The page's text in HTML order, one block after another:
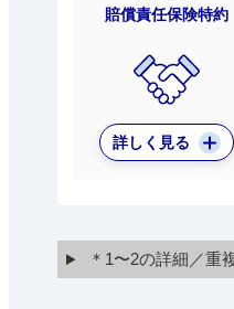
賠償責任保険特約
詳しく見る
＊1〜2の詳細／重